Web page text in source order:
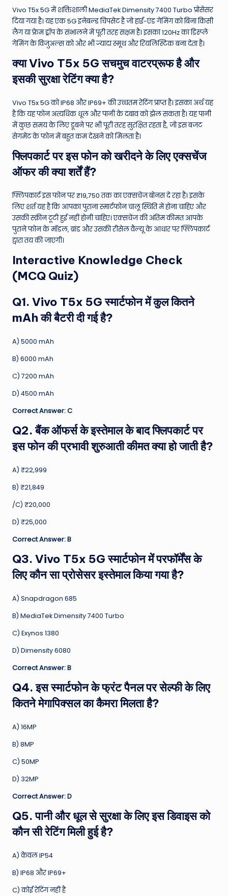
Vivo T5x 5G में शक्तिशाली MediaTek Dimensity 7400 Turbo प्रोसेसर
दिया गया है। यह एक 5G इनेबल्ड चिपसेट है जो हाई-एंड गेमिंग को बिना किसी
लैग या फ्रेम ड्रॉप के संभालने में पूरी तरह सक्षम है। इसका 120Hz का डिस्प्ले
गेमिंग के विजुअल्स को और भी ज्यादा स्मूथ और रियलिस्टिक बना देता है।
क्या Vivo T5x 5G सचमुच वाटरप्रूफ है और
इसकी सुरक्षा रेटिंग क्या है?
Vivo T5x 5G को IP68 और IP69+ की उच्चतम रेटिंग प्राप्त है। इसका अर्थ यह
है कि यह फोन अत्यधिक धूल और पानी के दबाव को झेल सकता है। यह पानी
में कुछ समय के लिए डूबने पर भी पूरी तरह सुरक्षित रहता है, जो इस बजट
सेगमेंट के फोन में बहुत कम देखने को मिलता है।
फ्लिपकार्ट पर इस फोन को खरीदने के लिए एक्सचेंज
ऑफर की क्या शर्तें हैं?
फ्लिपकार्ट इस फोन पर ₹19,750 तक का एक्सचेंज बोनस दे रहा है। इसके
लिए शर्त यह है कि आपका पुराना स्मार्टफोन चालू स्थिति में होना चाहिए और
उसकी स्क्रीन टूटी हुई नहीं होनी चाहिए। एक्सचेंज की अंतिम कीमत आपके
पुराने फोन के मॉडल, ब्रांड और उसकी रीसेल वैल्यू के आधार पर फ्लिपकार्ट
द्वारा तय की जाएगी।
Interactive Knowledge Check
(MCQ Quiz)
Q1. Vivo T5x 5G स्मार्टफोन में कुल कितने
mAh की बैटरी दी गई है?
A) 5000 mAh
B) 6000 mAh
C) 7200 mAh
D) 4500 mAh
Correct Answer: C
Q2. बैंक ऑफर्स के इस्तेमाल के बाद फ्लिपकार्ट पर
इस फोन की प्रभावी शुरुआती कीमत क्या हो जाती है?
A) ₹22,999
B) ₹21,849
/C) ₹20,000
D) ₹25,000
Correct Answer: B
Q3. Vivo T5x 5G स्मार्टफोन में परफॉर्मेंस के
लिए कौन सा प्रोसेसर इस्तेमाल किया गया है?
A) Snapdragon 685
B) MediaTek Dimensity 7400 Turbo
C) Exynos 1380
D) Dimensity 6080
Correct Answer: B
Q4. इस स्मार्टफोन के फ्रंट पैनल पर सेल्फी के लिए
कितने मेगापिक्सल का कैमरा मिलता है?
A) 16MP
B) 8MP
C) 50MP
D) 32MP
Correct Answer: D
Q5. पानी और धूल से सुरक्षा के लिए इस डिवाइस को
कौन सी रेटिंग मिली हुई है?
A) केवल IP54
B) IP68 और IP69+
C) कोई रेटिंग नहीं है